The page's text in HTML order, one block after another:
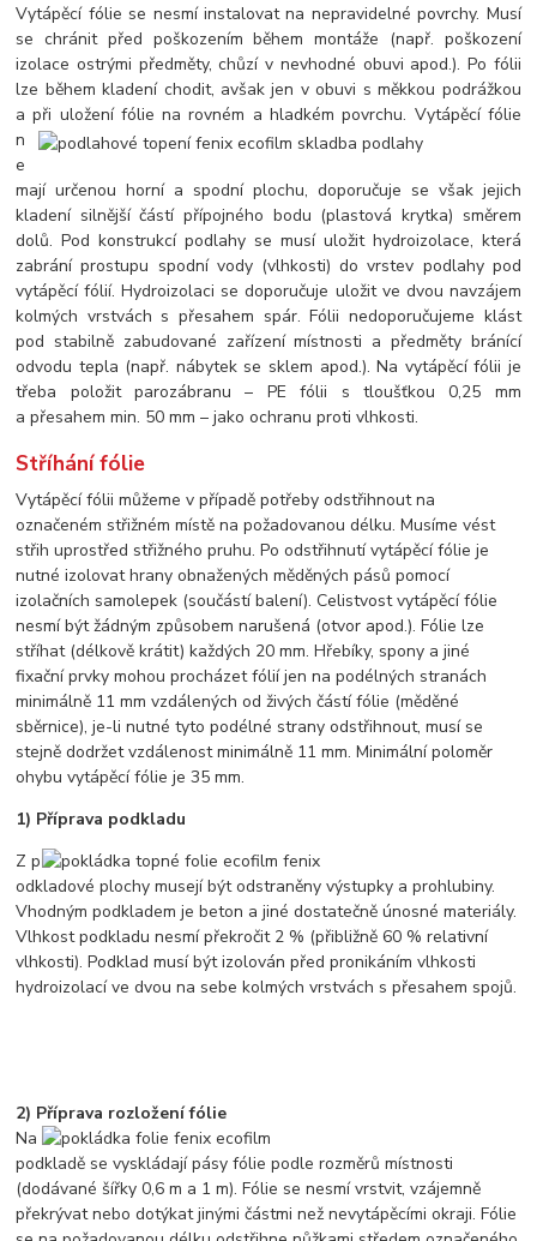
Vytápěcí fólie se nesmí instalovat na nepravidelné povrchy. Musí
se chránit před poškozením během montáže (např. poškození
izolace ostrými předměty, chůzí v nevhodné obuvi apod.). Po fólii
lze během kladení chodit, avšak jen v obuvi s měkkou podrážkou
a při uložení fólie na rovném a hladkém povrchu. Vytápěcí fólie
n
e
mají určenou horní a spodní plochu, doporučuje se však jejich
kladení silnější částí přípojného bodu (plastová krytka) směrem
dolů. Pod konstrukcí podlahy se musí uložit hydroizolace, která
zabrání prostupu spodní vody (vlhkosti) do vrstev podlahy pod
vytápěcí fólií. Hydroizolaci se doporučuje uložit ve dvou navzájem
kolmých vrstvách s přesahem spár. Fólii nedoporučujeme klást
pod stabilně zabudované zařízení místnosti a předměty bránící
odvodu tepla (např. nábytek se sklem apod.). Na vytápěcí fólii je
třeba položit parozábranu – PE fólii s tloušťkou 0,25 mm
a přesahem min. 50 mm – jako ochranu proti vlhkosti.
Stříhání fólie
Vytápěcí fólii můžeme v případě potřeby odstřihnout na
označeném střižném místě na požadovanou délku. Musíme vést
střih uprostřed střižného pruhu. Po odstřihnutí vytápěcí fólie je
nutné izolovat hrany obnažených měděných pásů pomocí
izolačních samolepek (součástí balení). Celistvost vytápěcí fólie
nesmí být žádným způsobem narušená (otvor apod.). Fólie lze
stříhat (délkově krátit) každých 20 mm. Hřebíky, spony a jiné
fixační prvky mohou procházet fólií jen na podélných stranách
minimálně 11 mm vzdálených od živých částí fólie (měděné
sběrnice), je-li nutné tyto podélné strany odstřihnout, musí se
stejně dodržet vzdálenost minimálně 11 mm. Minimální poloměr
ohybu vytápěcí fólie je 35 mm.
1) Příprava podkladu
Z p
odkladové plochy musejí být odstraněny výstupky a prohlubiny.
Vhodným podkladem je beton a jiné dostatečně únosné materiály.
Vlhkost podkladu nesmí překročit 2 % (přibližně 60 % relativní
vlhkosti). Podklad musí být izolován před pronikáním vlhkosti
hydroizolací ve dvou na sebe kolmých vrstvách s přesahem spojů.
2) Příprava rozložení fólie
Na
podkladě se vyskládají pásy fólie podle rozměrů místnosti
(dodávané šířky 0,6 m a 1 m). Fólie se nesmí vrstvit, vzájemně
překrývat nebo dotýkat jinými částmi než nevytápěcími okraji. Fólie